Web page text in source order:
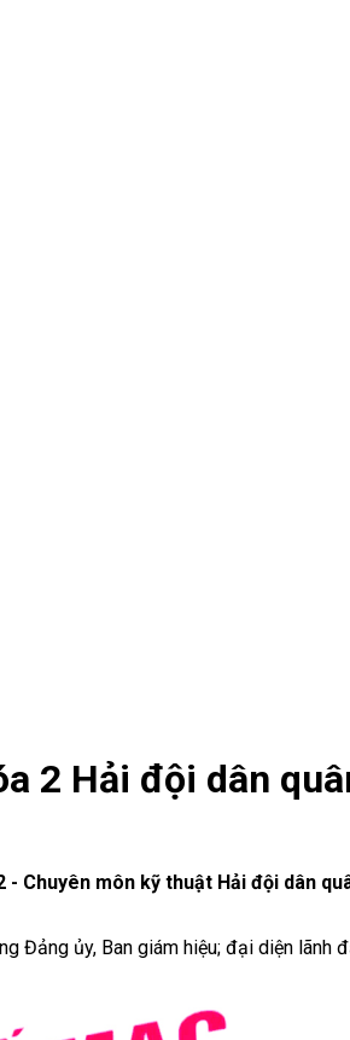
2 Hải đội dân
Chuyên môn kỹ thuật Hải đội dân
ủy, Ban giám hiệu; đại diện lãnh